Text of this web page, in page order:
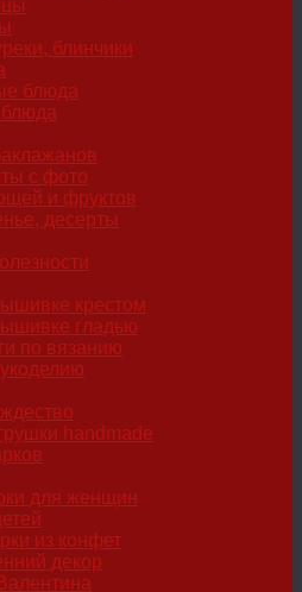
блинчики
блюда
с фото
и фруктов
десерты
крестом
гладью
по вязанию
handmade
для женщин
из конфет
декор